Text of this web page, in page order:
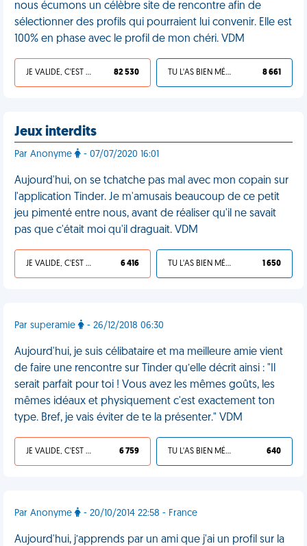
nous écumons un célèbre site de rencontre afin de
sélectionner des profils qui pourraient lui convenir. Elle est
100% en phase avec le profil de mon chéri. VDM
JE VALIDE, C'EST UNE VDM 82 530 TU L'AS BIEN MÉRITÉ 8 661
Jeux interdits
Par Anonyme - 07/07/2020 16:01
Aujourd'hui, on se tchatche pas mal avec mon copain sur
l'application Tinder. Je m'amusais beaucoup de ce petit
jeu pimenté entre nous, avant de réaliser qu'il ne savait
pas que c'était moi qu'il draguait. VDM
JE VALIDE, C'EST UNE VDM 6 416 TU L'AS BIEN MÉRITÉ 1 650
Par superamie - 26/12/2018 06:30
Aujourd'hui, je suis célibataire et ma meilleure amie vient
de faire une rencontre sur Tinder qu’elle décrit ainsi : "Il
serait parfait pour toi ! Vous avez les mêmes goûts, les
mêmes idéaux et physiquement c'est exactement ton
type. Bref, je vais éviter de te la présenter." VDM
JE VALIDE, C'EST UNE VDM 6 759 TU L'AS BIEN MÉRITÉ 640
Par Anonyme - 20/10/2014 22:58 - France
Aujourd'hui, j’apprends par un ami que j'ai un profil sur la